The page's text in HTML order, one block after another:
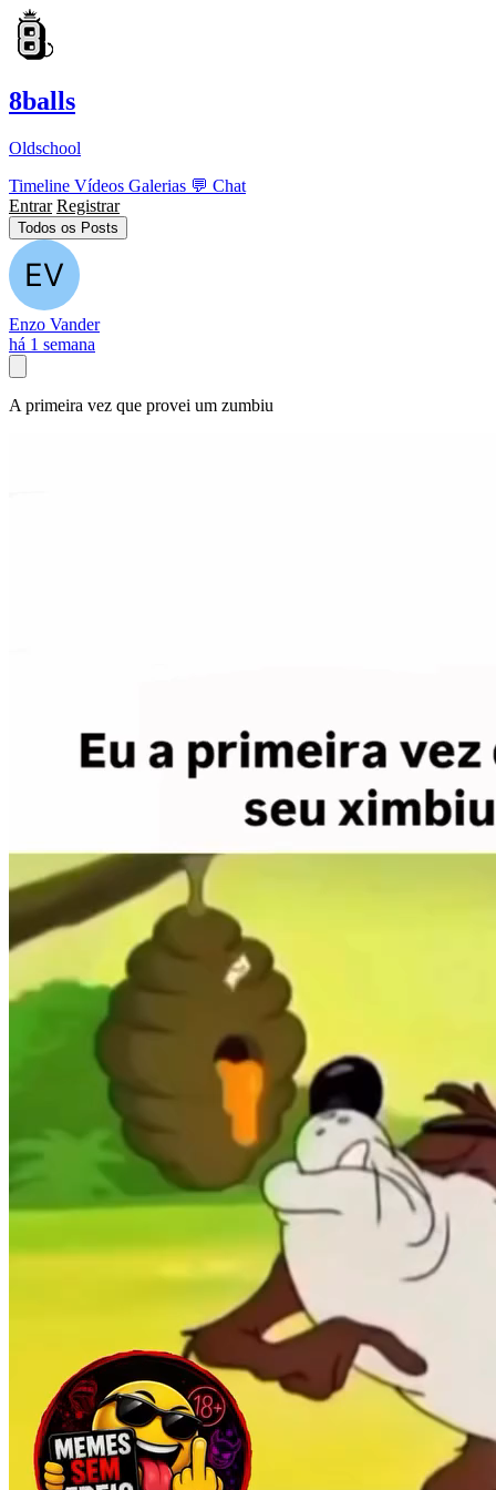
8balls
Oldschool
Timeline Vídeos Galerias 💬 Chat
Entrar Registrar
Todos os Posts
Enzo Vander
há 1 semana
A primeira vez que provei um zumbiu